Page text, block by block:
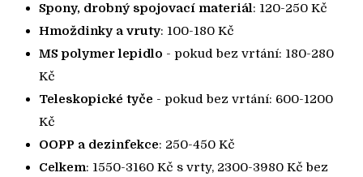
Spony, drobný spojovací materiál: 120-250 Kč
Hmoždinky a vruty: 100-180 Kč
MS polymer lepidlo - pokud bez vrtání: 180-280
Kč
Teleskopické tyče - pokud bez vrtání: 600-1200
Kč
OOPP a dezinfekce: 250-450 Kč
Celkem: 1550-3160 Kč s vrty, 2300-3980 Kč bez